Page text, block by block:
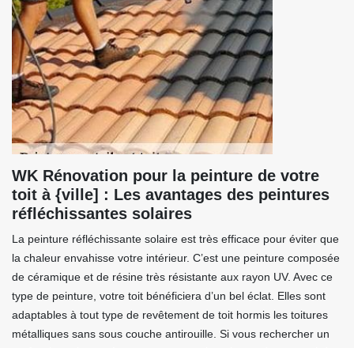
WK Rénovation pour la peinture de votre
toit à {ville] : Les avantages des peintures
réfléchissantes solaires
La peinture réfléchissante solaire est très efficace pour éviter que
la chaleur envahisse votre intérieur. C’est une peinture composée
de céramique et de résine très résistante aux rayon UV. Avec ce
type de peinture, votre toit bénéficiera d’un bel éclat. Elles sont
adaptables à tout type de revêtement de toit hormis les toitures
métalliques sans sous couche antirouille. Si vous rechercher un